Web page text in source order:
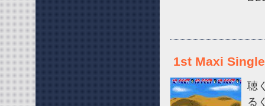
1st Maxi
聴
る